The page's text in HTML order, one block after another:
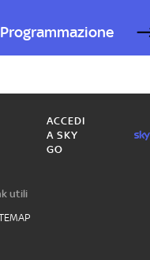
Programmazione
ACCEDI
A SKY
GO
utili